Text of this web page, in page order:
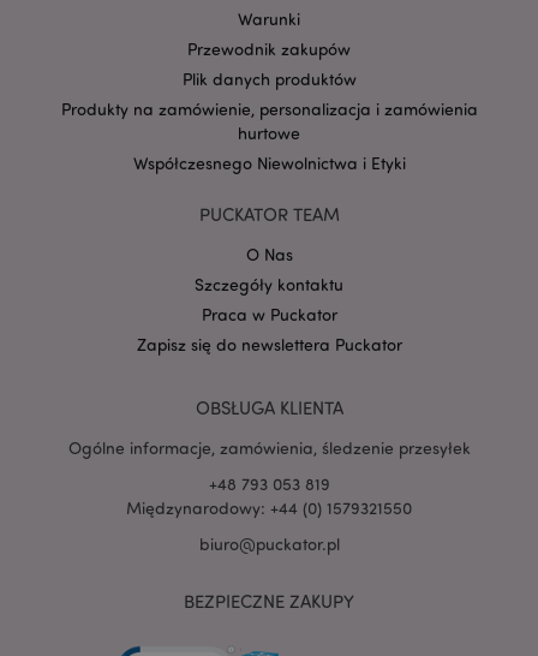
Warunki
Przewodnik zakupów
Plik danych produktów
Produkty na zamówienie, personalizacja i zamówienia
hurtowe
Współczesnego Niewolnictwa i Etyki
PUCKATOR TEAM
O Nas
Szczegóły kontaktu
Praca w Puckator
Zapisz się do newslettera Puckator
OBSŁUGA KLIENTA
Ogólne informacje, zamówienia, śledzenie przesyłek
+48 793 053 819
Międzynarodowy: +44 (0) 1579321550
biuro@puckator.pl
BEZPIECZNE ZAKUPY
recently_viewed_product